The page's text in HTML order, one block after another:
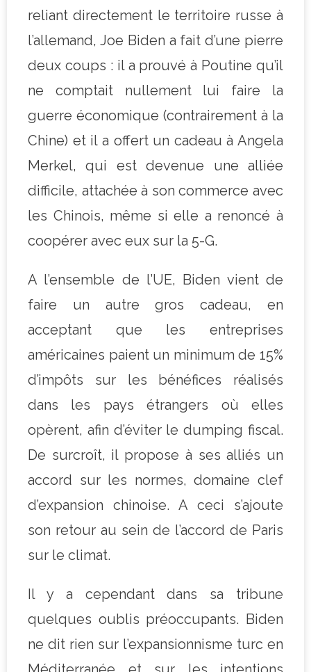
reliant directement le territoire russe à
l’allemand, Joe Biden a fait d’une pierre
deux coups : il a prouvé à Poutine qu’il
ne comptait nullement lui faire la
guerre économique (contrairement à la
Chine) et il a offert un cadeau à Angela
Merkel, qui est devenue une alliée
difficile, attachée à son commerce avec
les Chinois, même si elle a renoncé à
coopérer avec eux sur la 5-G.
A l’ensemble de l’UE, Biden vient de
faire un autre gros cadeau, en
acceptant que les entreprises
américaines paient un minimum de 15%
d’impôts sur les bénéfices réalisés
dans les pays étrangers où elles
opèrent, afin d’éviter le dumping fiscal.
De surcroît, il propose à ses alliés un
accord sur les normes, domaine clef
d’expansion chinoise. A ceci s’ajoute
son retour au sein de l’accord de Paris
sur le climat.
Il y a cependant dans sa tribune
quelques oublis préoccupants. Biden
ne dit rien sur l’expansionnisme turc en